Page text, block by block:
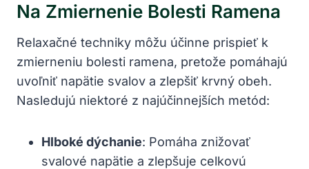
Na Zmiernenie Bolesti Ramena
Relaxačné techniky môžu účinne prispieť k
zmierneniu bolesti ramena, pretože pomáhajú
uvoľniť napätie svalov a zlepšiť krvný obeh.
Nasledujú niektoré z najúčinnejších metód:
Hlboké dýchanie: Pomáha znižovať
svalové napätie a zlepšuje celkovú